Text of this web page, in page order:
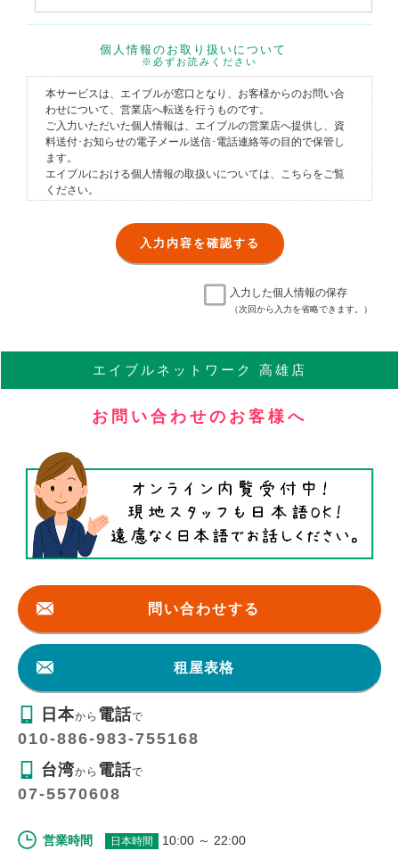
個人情報のお取り扱いについて
※必ずお読みください
本サービスは、エイブルが窓口となり、お客様からのお問い合
わせについて、営業店へ転送を行うものです。
ご入力いただいた個人情報は、エイブルの営業店へ提供し、資
料送付･お知らせの電子メール送信･電話連絡等の目的で保管し
ます。
エイブルにおける個人情報の取扱いについては、
こちら をご覧
ください。
入力した個人情報の保存
（次回から入力を省略できます。）
エイブル ネットワーク 高雄店
お問い合わせのお客様へ
問い合わせする
租屋表格
日本から 電話で
010-886-983-755168
台湾から 電話で
07-5570608
営業時間 日本時間 10:00 ～ 22:00